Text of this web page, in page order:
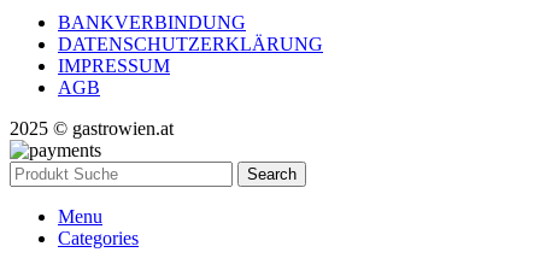
BANKVERBINDUNG
DATENSCHUTZERKLÄRUNG
IMPRESSUM
AGB
2025 © gastrowien.at
Search
Menu
Categories